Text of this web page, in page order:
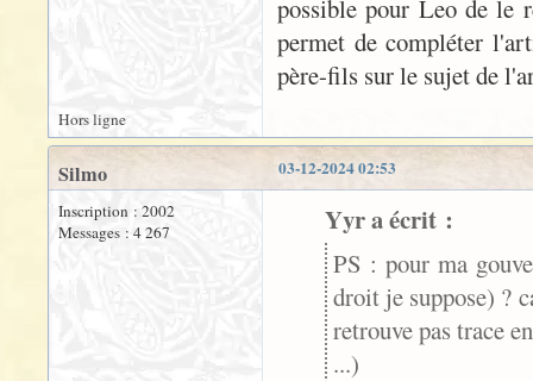
possible pour Leo de le
permet de compléter
père-fils sur le sujet de
Hors ligne
03-12-2024 02:53
Silmo
Inscription : 2002
Messages : 4 267
Yyr a écrit :
PS : pour ma
droit je suppose) ?
retrouve pas trace
...)